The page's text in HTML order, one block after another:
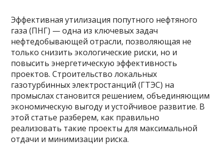
Эффективная утилизация попутного нефтяного
газа (ПНГ) — одна из ключевых задач
нефтедобывающей отрасли, позволяющая не
только снизить экологические риски, но и
повысить энергетическую эффективность
проектов. Строительство локальных
газотурбинных электростанций (ГТЭС) на
промыслах становится решением, объединяющим
экономическую выгоду и устойчивое развитие. В
этой статье разберем, как правильно
реализовать такие проекты для максимальной
отдачи и минимизации риска.